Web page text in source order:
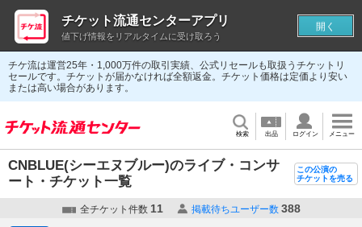
チケ流は運営25年・1,000万件の取引実績、公式リセールも取扱うチケットリ
セールです。チケットが届かなければ全額返金。チケット価格は定価より安い
または高い場合があります。
検索 出品 ログイン メニュー
CNBLUE(シーエヌブルー)のライブ・コンサ
ート・チケット一覧
この公演の
チケットを売る
全チケット件数 11 掲載待ちユーザー数 388
チケット流通センターアプリ
値下げ情報をリアルタイムに受け取ろう
開く